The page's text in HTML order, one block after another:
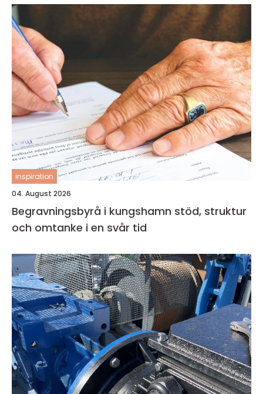
inspiration
04. August 2026
Begravningsbyrå i kungshamn stöd, struktur
och omtanke i en svår tid